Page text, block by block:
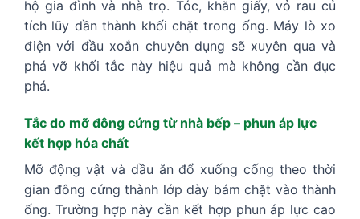
hộ gia đình và nhà trọ. Tóc, khăn giấy, vỏ rau củ
tích lũy dần thành khối chặt trong ống. Máy lò xo
điện với đầu xoắn chuyên dụng sẽ xuyên qua và
phá vỡ khối tắc này hiệu quả mà không cần đục
phá.
Tắc do mỡ đông cứng từ nhà bếp – phun áp lực
kết hợp hóa chất
Mỡ động vật và dầu ăn đổ xuống cống theo thời
gian đông cứng thành lớp dày bám chặt vào thành
ống. Trường hợp này cần kết hợp phun áp lực cao